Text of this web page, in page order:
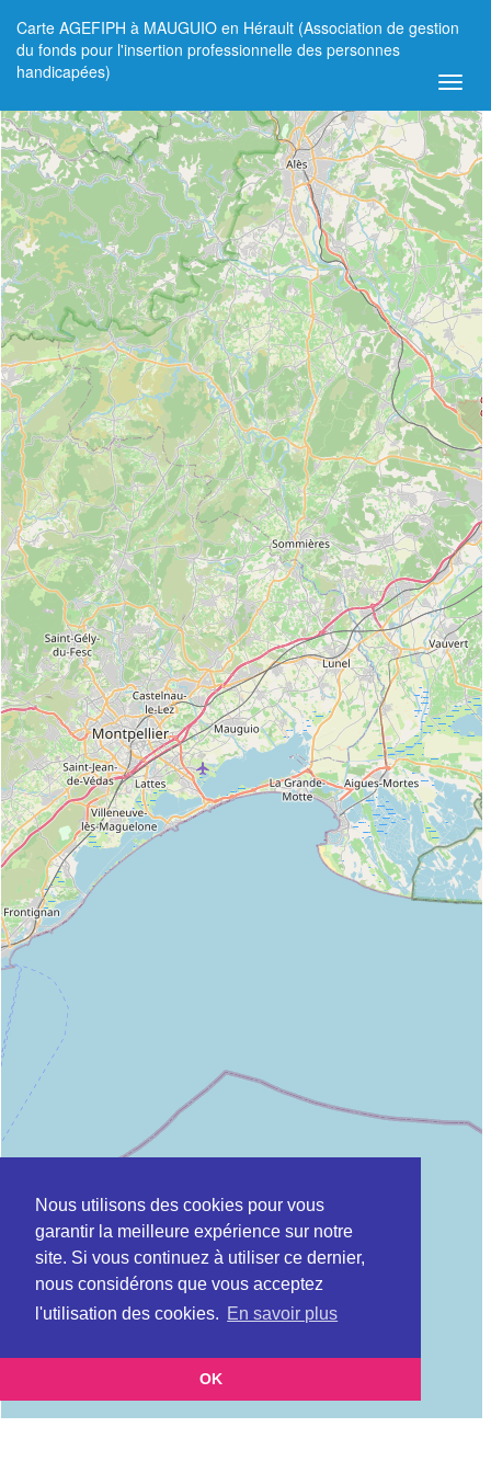
Nous utilisons des cookies pour vous
garantir la meilleure expérience sur notre
site. Si vous continuez à utiliser ce dernier,
nous considérons que vous acceptez
l'utilisation des cookies. En savoir plus
OK
Carte AGEFIPH à MAUGUIO en Hérault (Association de gestion
du fonds pour l'insertion professionnelle des personnes
handicapées)
+
−